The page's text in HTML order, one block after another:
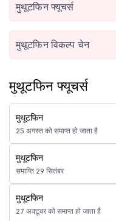
मुथूटफिन फ्यूचर्स
मुथूटफिन विकल्प चेन
मुथूटफिन फ्यूचर्स
मुथूटफिन
25 अगस्त को समाप्त हो जाता है
मुथूटफिन
समाप्ति 29 सितंबर
मुथूटफिन
27 अक्टूबर को समाप्त हो जाता है